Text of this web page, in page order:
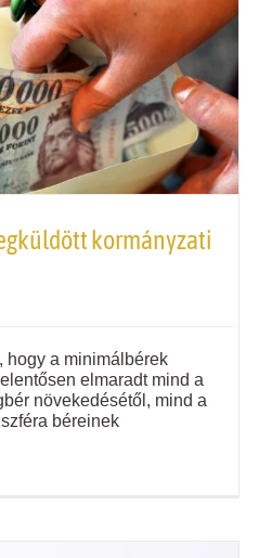
kormányzati
hogy a minimálbérek
elmaradt mind a
növekedésétől, mind a
béreinek